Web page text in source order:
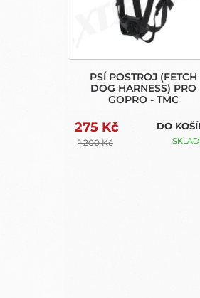
U
PSÍ POSTROJ (FETCH
DOG HARNESS) PRO
GOPRO - TMC
275 Kč
1 200 Kč
DO